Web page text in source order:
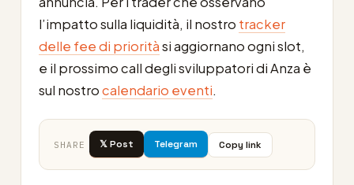
l’impatto sulla liquidità, il nostro tracker
delle fee di prioritàsi aggiornano ogni slot,
e il prossimo call degli sviluppatori di Anza è
sul nostrocalendario eventi.
SHARE 𝕏 Post Telegram Copy link